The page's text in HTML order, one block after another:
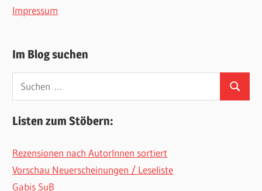
Impressum
Im Blog suchen
Suchen
nach:
Suchen
Listen zum Stöbern:
Rezensionen nach AutorInnen sortiert
Vorschau Neuerscheinungen / Leseliste
Gabis SuB